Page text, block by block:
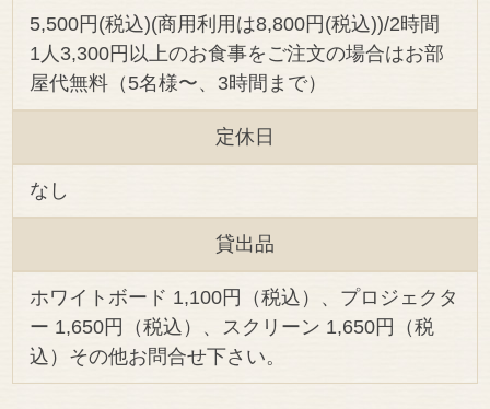
5,500円(税込)(商用利用は8,800円(税込))/2時間
1人3,300円以上のお食事をご注文の場合はお部
屋代無料（5名様〜、3時間まで）
定休日
なし
貸出品
ホワイトボード 1,100円（税込）、プロジェクタ
ー 1,650円（税込）、スクリーン 1,650円（税
込）その他お問合せ下さい。